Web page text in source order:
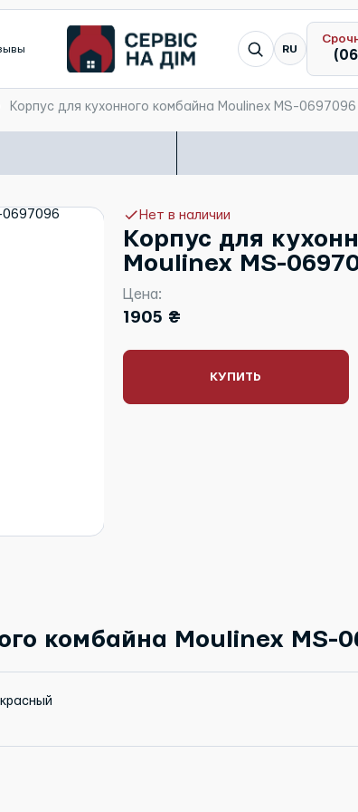
Я ищу...RU
Корпус для кухонного комбайна Moulinex MS-
Нет в наличии
Корпус для
Moulinex MS-
Цена:
1905 ₴
КУПИТЬ
комбайна Moulinex MS-